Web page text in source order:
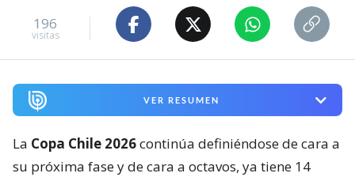
196
visitas
VER RESUMEN
La Copa Chile 2026continúa definiéndose de cara a
su próxima fase y de cara a octavos, ya tiene 14